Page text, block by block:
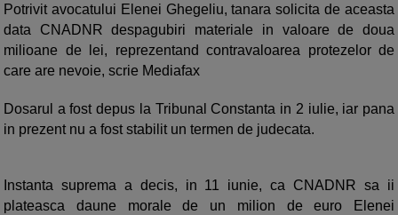
Potrivit avocatului Elenei Ghegeliu, tanara solicita de aceasta
data CNADNR despagubiri materiale in valoare de doua
milioane de lei, reprezentand contravaloarea protezelor de
care are nevoie, scrie Mediafax
Dosarul a fost depus la Tribunal Constanta in 2 iulie, iar pana
in prezent nu a fost stabilit un termen de judecata.
Instanta suprema a decis, in 11 iunie, ca CNADNR sa ii
plateasca daune morale de un milion de euro Elenei